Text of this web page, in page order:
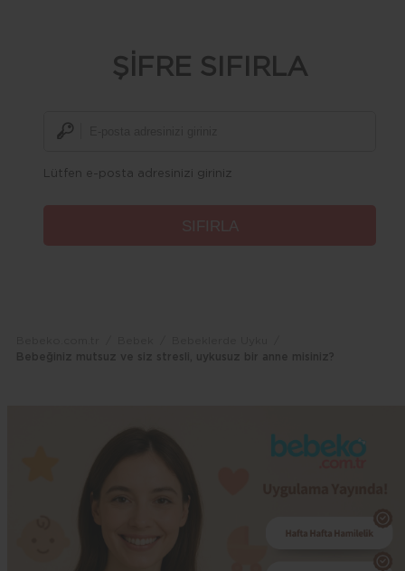
ŞİFRE SIFIRLA
Lütfen e-posta adresinizi giriniz